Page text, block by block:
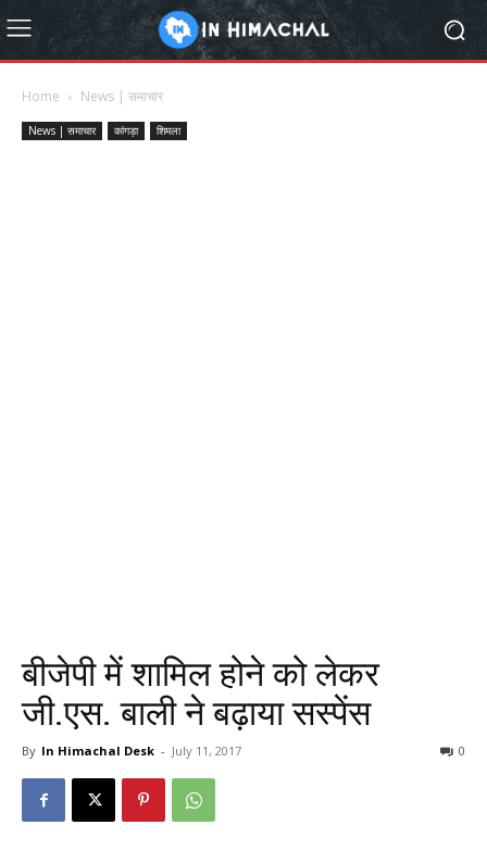
Home News | समाचार
News | समाचार कांगड़ा शिमला
बीजेपी में शामिल होने को लेकर
जी.एस. बाली ने बढ़ाया सस्पेंस
By In Himachal Desk - July 11, 2017 0